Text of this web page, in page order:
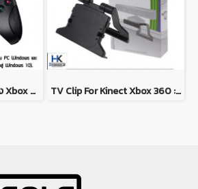
จอยมีสายสำหรับเครื่อง Xbox 360 สามารถใช้กับ PC Windows ได้ Wired Vibration Controller For Xbox 360 TV Clip For Kinect Xbox 360 : ตัวคลิปหนีบกล้องบนทีวี ทำให้กล้องจับเซนเซอร์ได้ดีขึ้น